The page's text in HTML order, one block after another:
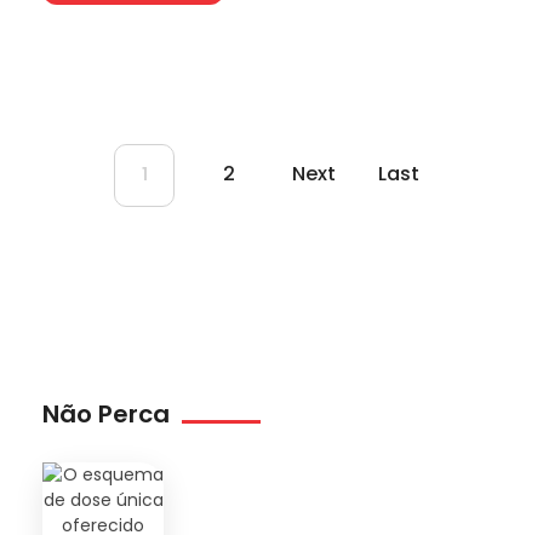
1 2 Next Last
Não Perca